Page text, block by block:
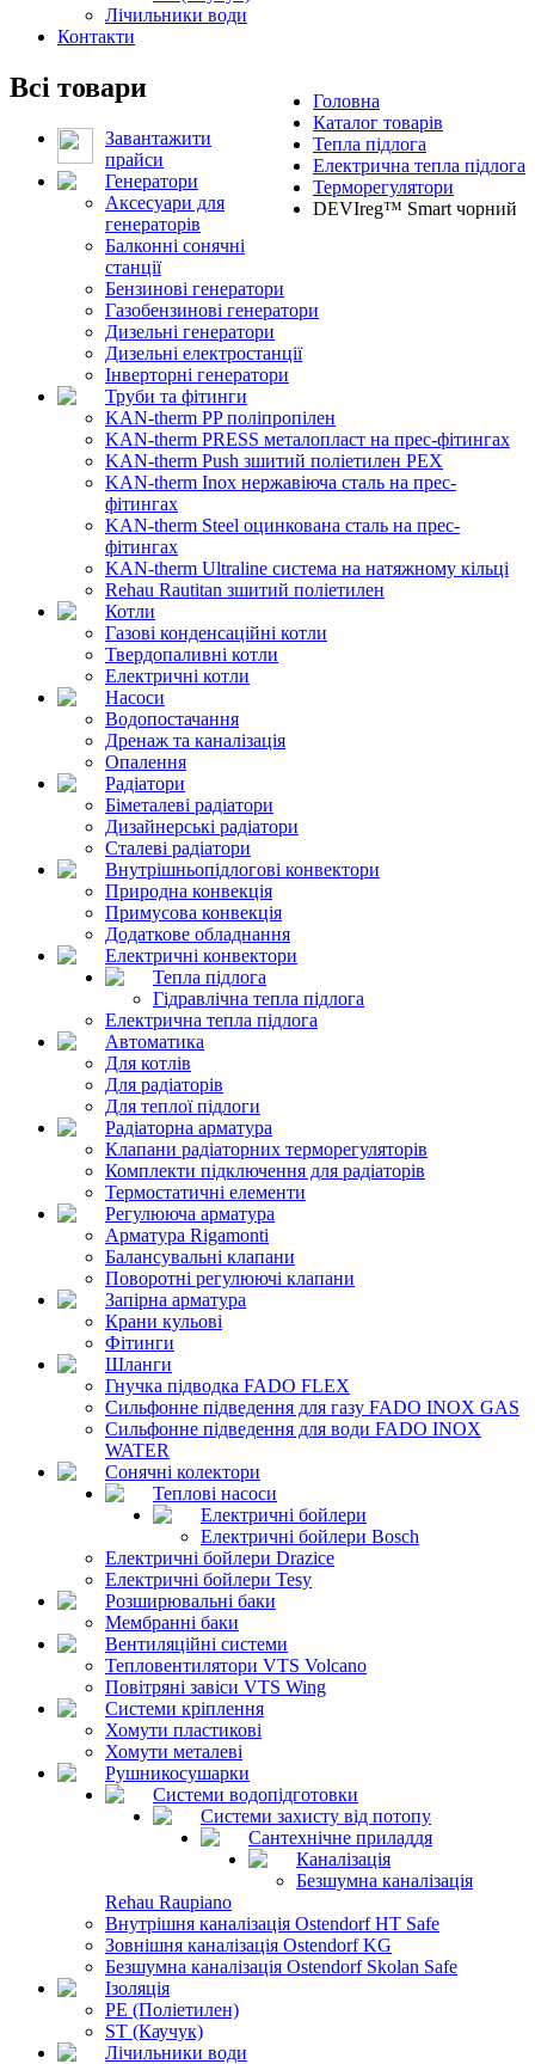
Лічильники води
Контакти
Головна
Каталог товарів
Тепла підлога
Електрична тепла підлога
Терморегулятори
DEVIreg™ Smart чорний
Всі товари
Завантажити
прайси
Генератори
Аксесуари для
генераторів
Балконні сонячні
станції
Бензинові генератори
Газобензинові генератори
Дизельні генератори
Дизельні електростанції
Інверторні генератори
Труби та фітинги
KAN-therm PP поліпропілен
KAN-therm PRESS металопласт на прес-фітингах
KAN-therm Push зшитий поліетилен PEX
KAN-therm Inox нержавіюча сталь на прес-
фітингах
KAN-therm Steel оцинкована сталь на прес-
фітингах
KAN-therm Ultraline система на натяжному кільці
Rehau Rautitan зшитий поліетилен
Котли
Газові конденсаційні котли
Твердопаливні котли
Електричні котли
Насоси
Водопостачання
Дренаж та каналізація
Опалення
Радіатори
Біметалеві радіатори
Дизайнерські радіатори
Сталеві радіатори
Внутрішньопідлогові конвектори
Природна конвекція
Примусова конвекція
Додаткове обладнання
Електричні конвектори
Тепла підлога
Гідравлічна тепла підлога
Електрична тепла підлога
Автоматика
Для котлів
Для радіаторів
Для теплої підлоги
Радіаторна арматура
Клапани радіаторних терморегуляторів
Комплекти підключення для радіаторів
Термостатичні елементи
Регулююча арматура
Арматура Rigamonti
Балансувальні клапани
Поворотні регулюючі клапани
Запірна арматура
Крани кульові
Фітинги
Шланги
Гнучка підводка FADO FLEX
Сильфонне підведення для газу FADO INOX GAS
Сильфонне підведення для води FADO INOX
WATER
Сонячні колектори
Теплові насоси
Електричні бойлери
Електричні бойлери Bosch
Електричні бойлери Drazice
Електричні бойлери Tesy
Розширювальні баки
Мембранні баки
Вентиляційні системи
Тепловентилятори VTS Volcano
Повітряні завіси VTS Wing
Системи кріплення
Хомути пластикові
Хомути металеві
Рушникосушарки
Системи водопідготовки
Системи захисту від потопу
Сантехнічне приладдя
Каналізація
Безшумна каналізація
Rehau Raupiano
Внутрішня каналізація Ostendorf HT Safe
Зовнішня каналізація Ostendorf KG
Безшумна каналізація Ostendorf Skolan Safe
Ізоляція
PE (Поліетилен)
ST (Каучук)
Лічильники води